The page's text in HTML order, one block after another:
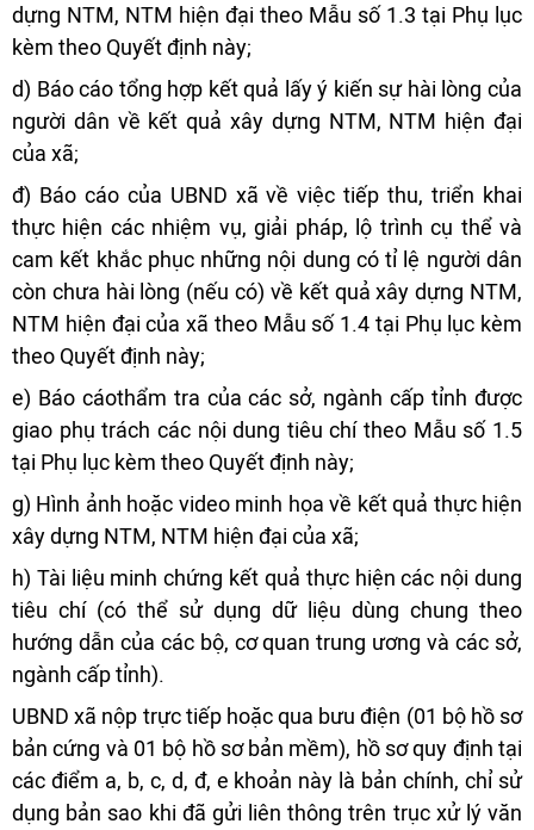
dựng NTM, NTM hiện đại theo Mẫu số 1.3 tại Phụ lục
kèm theo Quyết định này;
d) Báo cáo tổng hợp kết quả lấy ý kiến sự hài lòng của
người dân về kết quả xây dựng NTM, NTM hiện đại
của xã;
đ) Báo cáo của UBND xã về việc tiếp thu, triển khai
thực hiện các nhiệm vụ, giải pháp, lộ trình cụ thể và
cam kết khắc phục những nội dung có tỉ lệ người dân
còn chưa hài lòng (nếu có) về kết quả xây dựng NTM,
NTM hiện đại của xã theo Mẫu số 1.4 tại Phụ lục kèm
theo Quyết định này;
e) Báo cáothẩm tra của các sở, ngành cấp tỉnh được
giao phụ trách các nội dung tiêu chí theo Mẫu số 1.5
tại Phụ lục kèm theo Quyết định này;
g) Hình ảnh hoặc video minh họa về kết quả thực hiện
xây dựng NTM, NTM hiện đại của xã;
h) Tài liệu minh chứng kết quả thực hiện các nội dung
tiêu chí (có thể sử dụng dữ liệu dùng chung theo
hướng dẫn của các bộ, cơ quan trung ương và các sở,
ngành cấp tỉnh).
UBND xã nộp trực tiếp hoặc qua bưu điện (01 bộ hồ sơ
bản cứng và 01 bộ hồ sơ bản mềm), hồ sơ quy định tại
các điểm a, b, c, d, đ, e khoản này là bản chính, chỉ sử
dụng bản sao khi đã gửi liên thông trên trục xử lý văn